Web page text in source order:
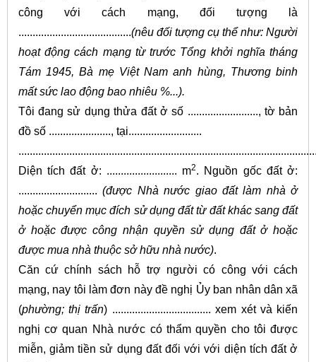
công với cách mạng, đối tượng là
........................................(nêu đối tượng cụ thể như: Người
hoạt động cách mạng từ trước Tổng khởi nghĩa tháng
Tám 1945, Bà mẹ Việt Nam anh hùng, Thương binh
mất sức lao động bao nhiêu %...).
Tôi đang sử dụng thửa đất ở số ........................., tờ bản
đồ số ......................, tại..........................
Diện tích đất ở: ......................... m2. Nguồn gốc đất ở:
............................(được Nhà nước giao đất làm nhà ở
hoặc chuyển mục đích sử dụng đất từ đất khác sang đất
ở hoặc được công nhận quyền sử dụng đất ở hoặc
được mua nhà thuộc sở hữu nhà nước).
Căn cứ chính sách hỗ trợ người có công với cách
mạng, nay tôi làm đơn này đề nghị Ủy ban nhân dân xã
(phường; thị trấn) ................................... xem xét và kiến
nghị cơ quan Nhà nước có thẩm quyền cho tôi được
miễn, giảm tiền sử dụng đất đối với với diện tích đất ở